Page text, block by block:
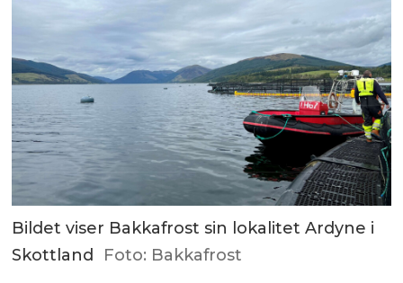
Bildet viser Bakkafrost sin lokalitet Ardyne i
Skottland
Foto: Bakkafrost